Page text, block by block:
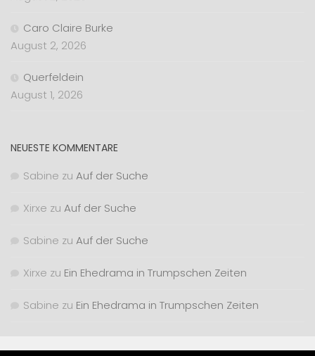
Caro Claire Burke
August 2, 2026
Querfeldein
August 1, 2026
NEUESTE KOMMENTARE
Sabine zu Auf der Suche
Xirxe zu Auf der Suche
Sabine zu Auf der Suche
Xirxe zu Ein Ehedrama in Trumpschen Zeiten
Sabine zu Ein Ehedrama in Trumpschen Zeiten